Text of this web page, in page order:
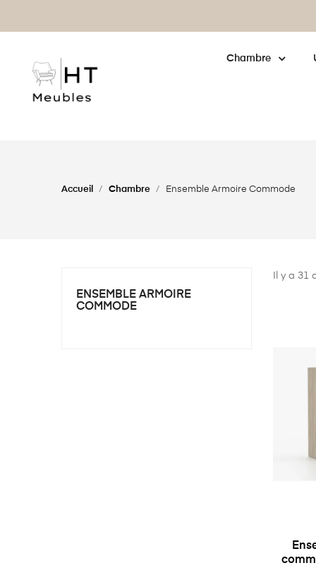
Chambre
Accueil Chambre Ensemble Armoire Commode
ENSEMBLE ARMOIRE
COMMODE
Il y a 31